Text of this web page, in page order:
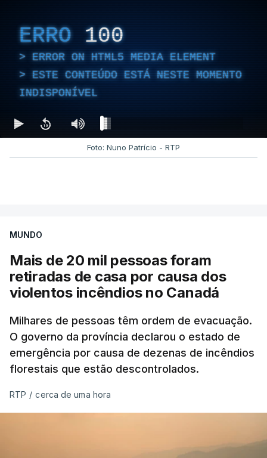
ERRO 100
ERROR ON HTML5 MEDIA ELEMENT
ESTE CONTEÚDO ESTÁ NESTE MOMENTO
INDISPONÍVEL
Foto: Nuno Patrício - RTP
MUNDO
Mais de 20 mil pessoas foram
retiradas de casa por causa dos
violentos incêndios no Canadá
Milhares de pessoas têm ordem de evacuação.
O governo da província declarou o estado de
emergência por causa de dezenas de incêndios
florestais que estão descontrolados.
RTP / cerca de uma hora